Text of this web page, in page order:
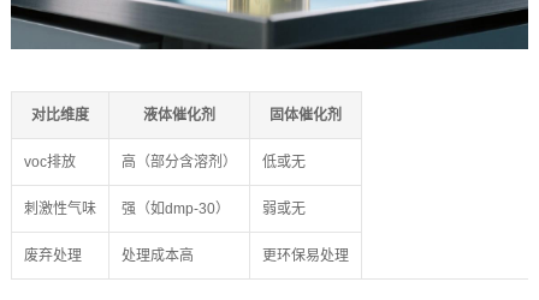
对比维度 液体催化剂 固体催化剂
voc排放 高（部分含溶剂） 低或无
刺激性气味 强（如dmp-30） 弱或无
废弃处理 处理成本高 更环保易处理